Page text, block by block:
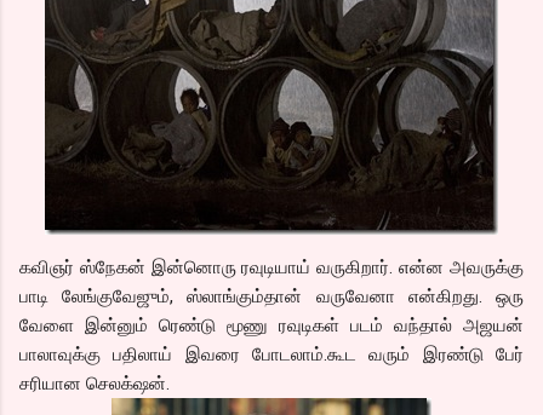
கவிஞர் ஸ்நேகன் இன்னொரு ரவுடியாய் வருகிறார். என்ன அவருக்கு
பாடி லேங்குவேஜும், ஸ்லாங்கும்தான் வருவேனா என்கிறது. ஒரு
வேளை இன்னும் ரெண்டு மூணு ரவுடிகள் படம் வந்தால் அஜயன்
பாலாவுக்கு பதிலாய் இவரை போடலாம்.கூட வரும் இரண்டு பேர்
சரியான செலக்‌ஷன்.